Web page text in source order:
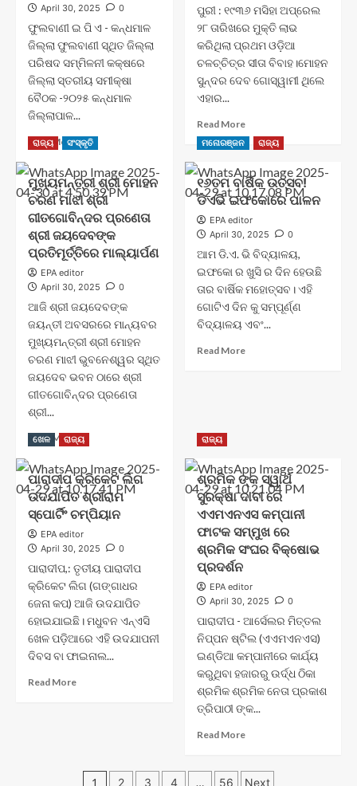
ମଧୁବାବୁ
ଜୟନ୍ତୀ
ପଳିତ
April 30, 2025
0
ଫୁଲବାଣୀ ଇ ପି ଏ - କନ୍ଧମାଳ
ଜିଲ୍ଲା ଫୁଲବାଣୀ ସ୍ଥିତ ଜିଲ୍ଲା
ପରିଷଦ ସମ୍ମିଳନୀ କକ୍ଷରେ
ଜିଲ୍ଲା ସ୍ତରୀୟ ସମୀକ୍ଷା
ବୈଠକ -୨୦୨୫ କନ୍ଧମାଳ
ଜିଲ୍ଲାପାଳ...
Read MoreRead
about
କନ୍ଧମାଳ
ପାଞ୍ଚ
ଘଣ୍ଟା
ଧରି
ପ୍ରଥମ
ଜିଲ୍ଲା
ସ୍ତରୀୟ
ସମୀକ୍ଷା
ବୈଠକ
_୨୦୨୫
–
ପୁରୀ : ୧୯୩୬ ମସିହା ଅପ୍ରେଲ
୨୮ ତାରିଖରେ ମୁକ୍ତି ଲାଭ
କରିଥିଲା ପ୍ରଥମ ଓଡ଼ିଆ
ଚଳଚ୍ଚିତ୍ର ସୀତା ବିବାହ।ମୋହନ
ସୁନ୍ଦର ଦେବ ଗୋସ୍ୱାମୀ ଥିଲେ
ଏହାର...
Read MoreRead
more
about
ମୋହନ
ସୁନ୍ଦର
ଦେବ
ରାଜ୍ୟ ସଂସ୍କୃତି
ମୁଖ୍ୟମନ୍ତ୍ରୀ ଶ୍ରୀ ମୋହନ
ଚରଣ ମାଝୀ ଶ୍ରୀ
ଗୀତଗୋବିନ୍ଦର ପ୍ରଣେତା
ଶ୍ରୀ ଜୟଦେବଙ୍କ
ପ୍ରତିମୂର୍ତ୍ତିରେ ମାଲ୍ୟାର୍ପଣ
EPA editor
April 30, 2025
0
ଆଜି ଶ୍ରୀ ଜୟଦେବଙ୍କ
ଜୟନ୍ତୀ ଅବସରରେ ମାନ୍ୟବର
ମୁଖ୍ୟମନ୍ତ୍ରୀ ଶ୍ରୀ ମୋହନ
ଚରଣ ମାଝୀ ଭୁବନେଶ୍ୱର ସ୍ଥିତ
ଜୟଦେବ ଭବନ ଠାରେ ଶ୍ରୀ
ଗୀତଗୋବିନ୍ଦର ପ୍ରଣେତା
ଶ୍ରୀ...
Read MoreRead
about
ମୁଖ୍ୟମନ୍ତ୍ରୀ
ଶ୍ରୀ
ମୋହନ
ଚରଣ
ଗୀତଗୋବିନ୍ଦର
ପ୍ରଣେତା
ଶ୍ରୀ
ଜୟଦେବଙ୍କ
ପ୍ରତିମୂର୍ତ୍ତିରେ
ମନୋରଞ୍ଜନ ରାଜ୍ୟ
୧୬ତମ ବାର୍ଷିକ ଉତ୍ସବ!
ଡିଏଭି ଇଫକୋରେ ପାଳନ
EPA editor
April 30, 2025
0
ଆମ ଡି.ଏ. ଭି ବିଦ୍ୟାଳୟ,
ଇଫକୋ ର ଖୁସି ର ଦିନ ହେଉଛି
ତାର ବାର୍ଷିକ ମହୋତ୍ସବ। ଏହି
ଗୋଟିଏ ଦିନ କୁ ସମ୍ପୂର୍ଣ୍ଣ
ବିଦ୍ୟାଳୟ ଏବଂ...
Read MoreRead
ପାଳନ
ଖେଳ ରାଜ୍ୟ
ପାରାଦୀପ କ୍ରିକେଟ ଲିଗ
ଉଦଯାପିତ ଶ୍ରୀରାମ
ସ୍ପୋର୍ଟିଂ ଚମ୍ପିୟାନ
EPA editor
April 30, 2025
0
ପାରାଦୀପ,: ତୃତୀୟ ପାରାଦୀପ
କ୍ରିକେଟ ଲିଗ (ଗଙ୍ଗାଧର
ଜେନା କପ) ଆଜି ଉଦଯାପିତ
ହୋଇଯାଇଛି। ମଧୁବନ ଏନ୍ଏସି
ଖେଳ ପଡ଼ିଆରେ ଏହି ଉଦଯାପନୀ
ଦିବସ ବା ଫାଇନାଲ...
Read MoreRead
ଉଦଯାପିତ
ରାଜ୍ୟ
ଶ୍ରମିକ ଙ୍କ ସ୍ୱାର୍ଥ
ସୁରକ୍ଷା ଦାବୀ ରେ
ଏଏମଏନଏସ କମ୍ପାନୀ
ଫାଟକ ସମ୍ମୁଖ ରେ
ଶ୍ରମିକ ସଂଘର ବିକ୍ଷୋଭ
ପ୍ରଦର୍ଶନ
EPA editor
April 30, 2025
0
ପାରାଦୀପ - ଆର୍ସେଲର ମିତ୍ତଲ
ନିପ୍ପନ ଷ୍ଟିଲ (ଏଏମଏନଏସ)
ଇଣ୍ଡିଆ କମ୍ପାନୀରେ କାର୍ଯ୍ୟ
କରୁଥିବା ହଜାରରୁ ଉର୍ଦ୍ଧ ଠିକା
ଶ୍ରମିକ ଶ୍ରମିକ ନେତା ପ୍ରକାଶ
ତ୍ରିପାଠୀ ଙ୍କ...
Read MoreRead
ଶ୍ରମିକ
1 2 3 4 … 56 Next